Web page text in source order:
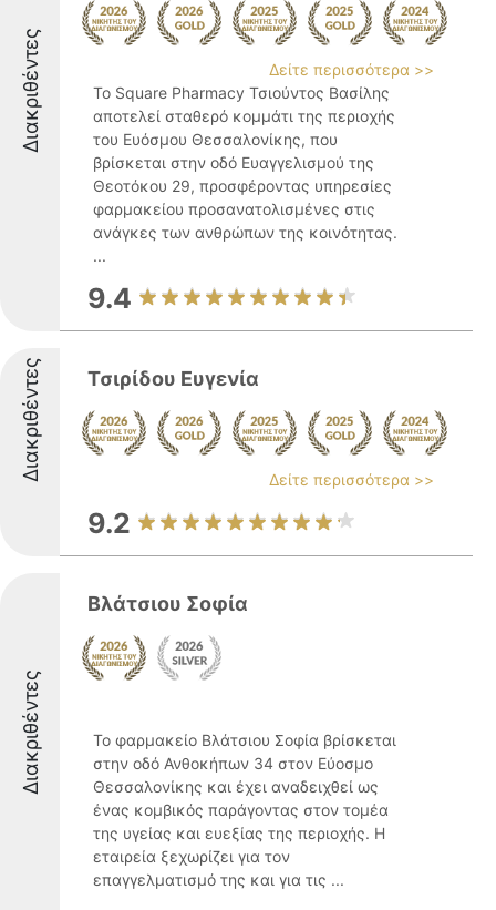
Διακριθέντες
Δείτε περισσότερα >>
Το Square Pharmacy Τσιούντος Βασίλης
αποτελεί σταθερό κομμάτι της περιοχής
του Ευόσμου Θεσσαλονίκης, που
βρίσκεται στην οδό Ευαγγελισμού της
Θεοτόκου 29, προσφέροντας υπηρεσίες
φαρμακείου προσανατολισμένες στις
ανάγκες των ανθρώπων της κοινότητας.
...
9.4
Διακριθέντες Τσιρίδου Ευγενία
Δείτε περισσότερα >>
9.2
Διακριθέντες
Βλάτσιου Σοφία
Το φαρμακείο Βλάτσιου Σοφία βρίσκεται
στην οδό Ανθοκήπων 34 στον Εύοσμο
Θεσσαλονίκης και έχει αναδειχθεί ως
ένας κομβικός παράγοντας στον τομέα
της υγείας και ευεξίας της περιοχής. Η
εταιρεία ξεχωρίζει για τον
επαγγελματισμό της και για τις ...